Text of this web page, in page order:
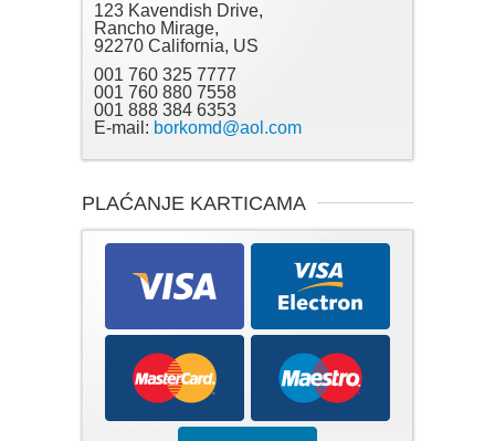
123 Kavendish Drive,
Rancho Mirage,
92270 California, US
001 760 325 7777
001 760 880 7558
001 888 384 6353
E-mail: borkomd@aol.com
PLAĆANJE KARTICAMA